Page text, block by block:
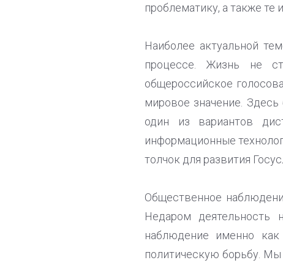
проблематику, а также
Наиболее актуальной
процессе. Жизнь не
общероссийское
мировое значение.
один из вариантов
информационные
толчок для развития
Общественное
Недаром деятельность
наблюдение именно
политическую борьбу.